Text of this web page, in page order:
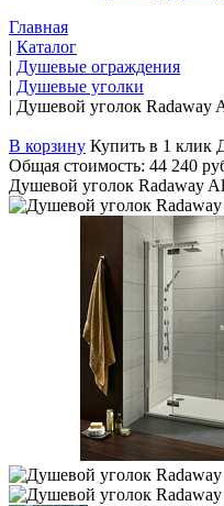
Главная
| Каталог
| Душевые ограждения
| Душевые уголки
| Душевой уголок Radaway
В корзину Купить в 1 клик
Общая стоимость: 44 240
Душевой уголок Radaway